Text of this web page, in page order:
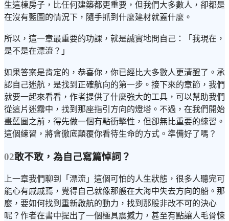
生這棟房子，比任何建築都更重要，但我們大多數人，卻都是
在沒有藍圖的情況下，隨手抓到什麼建材就蓋什麼。
所以，這一章最重要的功課，就是誠實地問自己：「我現在，
是不是在漂流？」
如果答案是肯定的，恭喜你，你已經比大多數人更清醒了。承
認自己迷航，是找到正確航向的第一步。接下來的章節，我們
就要一起來看看，作者提供了什麼強大的工具，可以幫助我們
從這片迷霧中，找到那座指引方向的燈塔。不過，在我們開始
畫藍圖之前，得先做一個有點衝擊性，但卻無比重要的練習。
這個練習，將會徹底顛覆你看待生命的方式。準備好了嗎？
02敢不敢，為自己寫篇悼詞？
上一章我們聊到「漂流」這個可怕的人生狀態，很多人聽完可
能心有戚戚焉，覺得自己就像那艘在大海中失去方向的船。那
麼，要如何找到重新啟航的動力，找到那股非改不可的決心
呢？作者在書中提出了一個極具震撼力，甚至有點讓人毛骨悚